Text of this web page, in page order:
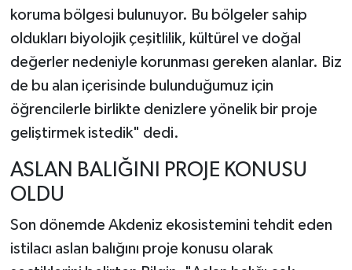
koruma bölgesi bulunuyor. Bu bölgeler sahip
oldukları biyolojik çeşitlilik, kültürel ve doğal
değerler nedeniyle korunması gereken alanlar. Biz
de bu alan içerisinde bulunduğumuz için
öğrencilerle birlikte denizlere yönelik bir proje
geliştirmek istedik" dedi.
ASLAN BALIĞINI PROJE KONUSU
OLDU
Son dönemde Akdeniz ekosistemini tehdit eden
istilacı aslan balığını proje konusu olarak